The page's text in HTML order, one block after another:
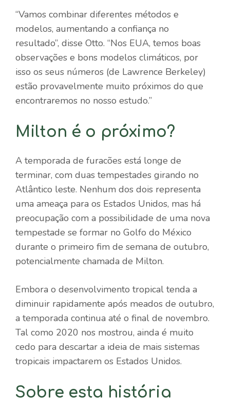
“Vamos combinar diferentes métodos e
modelos, aumentando a confiança no
resultado”, disse Otto. “Nos EUA, temos boas
observações e bons modelos climáticos, por
isso os seus números (de Lawrence Berkeley)
estão provavelmente muito próximos do que
encontraremos no nosso estudo.”
Milton é o próximo?
A temporada de furacões está longe de
terminar, com duas tempestades girando no
Atlântico leste. Nenhum dos dois representa
uma ameaça para os Estados Unidos, mas há
preocupação com a possibilidade de uma nova
tempestade se formar no Golfo do México
durante o primeiro fim de semana de outubro,
potencialmente chamada de Milton.
Embora o desenvolvimento tropical tenda a
diminuir rapidamente após meados de outubro,
a temporada continua até o final de novembro.
Tal como 2020 nos mostrou, ainda é muito
cedo para descartar a ideia de mais sistemas
tropicais impactarem os Estados Unidos.
Sobre esta história